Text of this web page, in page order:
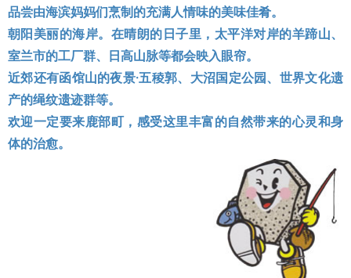
品尝由海滨妈妈们烹制的充满人情味的美味佳肴。
朝阳美丽的海岸。在晴朗的日子里，太平洋对岸的羊蹄山、
室兰市的工厂群、日高山脉等都会映入眼帘。
近郊还有函馆山的夜景·五稜郭、大沼国定公园、世界文化遗
产的绳纹遗迹群等。
欢迎一定要来鹿部町，感受这里丰富的自然带来的心灵和身
体的治愈。